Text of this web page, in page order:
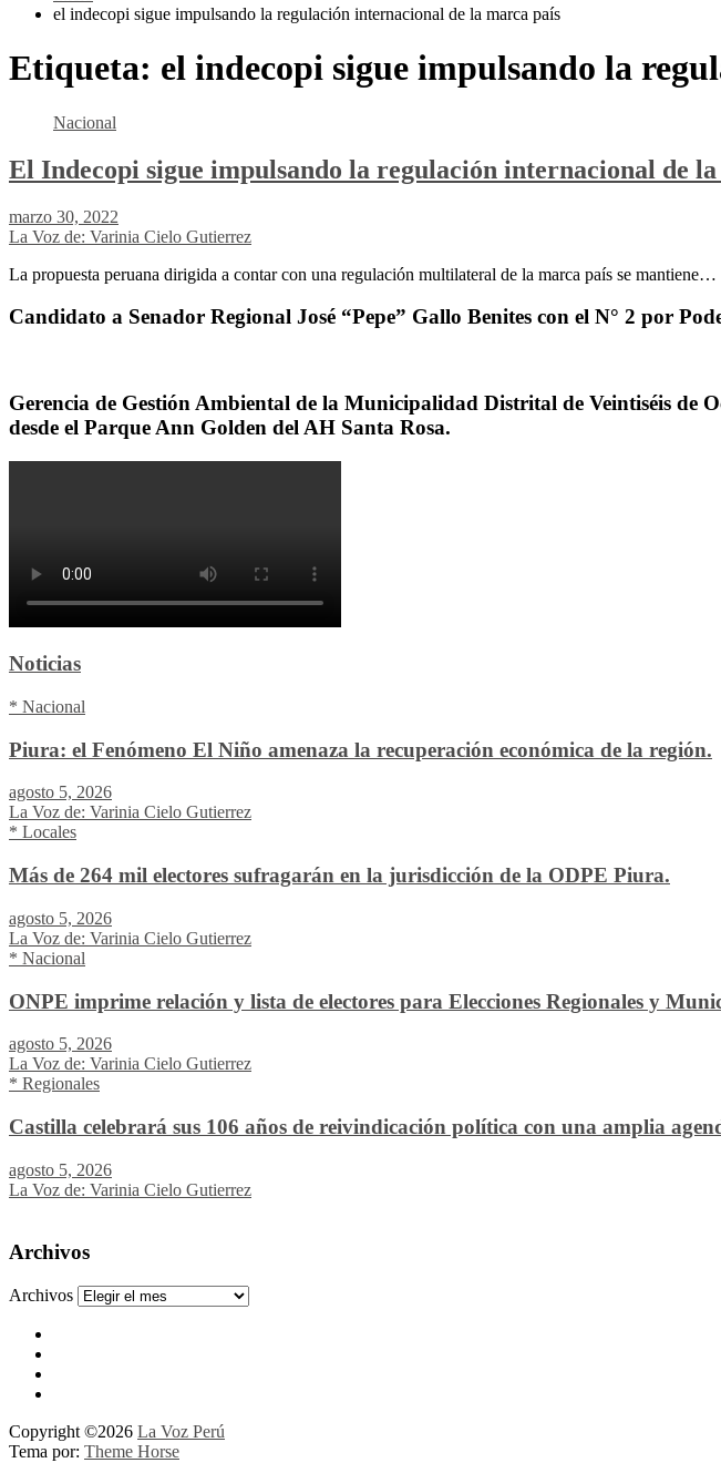
el indecopi sigue impulsando la regulación internacional de la marca país
Etiqueta: el indecopi sigue impulsando la
Nacional
El Indecopi sigue impulsando la regulación internacional de
marzo 30, 2022
La Voz de: Varinia Cielo Gutierrez
La propuesta peruana dirigida a contar con una regulación multilateral de la marca país se mantiene…
Candidato a Senador Regional José “Pepe” Gallo Benites con el N° 2 por
Gerencia de Gestión Ambiental de la Municipalidad Distrital de Veintiséis de
desde el Parque Ann Golden del AH Santa Rosa.
Noticias
* Nacional
Piura: el Fenómeno El Niño amenaza la recuperación económica de la región.
agosto 5, 2026
La Voz de: Varinia Cielo Gutierrez
* Locales
Más de 264 mil electores sufragarán en la jurisdicción de la ODPE Piura.
agosto 5, 2026
La Voz de: Varinia Cielo Gutierrez
* Nacional
ONPE imprime relación y lista de electores para Elecciones Regionales y
agosto 5, 2026
La Voz de: Varinia Cielo Gutierrez
* Regionales
Castilla celebrará sus 106 años de reivindicación política con una amplia
agosto 5, 2026
La Voz de: Varinia Cielo Gutierrez
Archivos
Archivos
Copyright ©2026 La Voz Perú
Tema por: Theme Horse